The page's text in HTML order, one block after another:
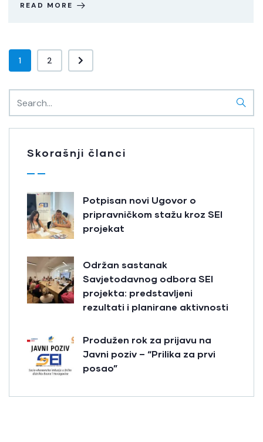
READ MORE
1 2
Skorašnji članci
Potpisan novi Ugovor o
pripravničkom stažu kroz SEI
projekat
Održan sastanak
Savjetodavnog odbora SEI
projekta: predstavljeni
rezultati i planirane aktivnosti
Produžen rok za prijavu na
Javni poziv – “Prilika za prvi
posao”